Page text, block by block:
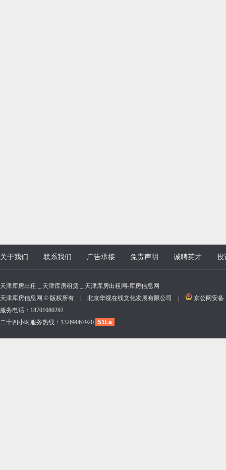
关于我们 联系我们 广告承接 免责声明 诚聘英才 投
天津库房出租 _ 天津库房租赁 _ 天津库房出租网-库房信息网
天津库房信息网 © 版权所有 | 北京华视在线文化发展有限公司 |
京公网安备
服务电话：18701080292
二十四小时服务热线：13269067920 51La